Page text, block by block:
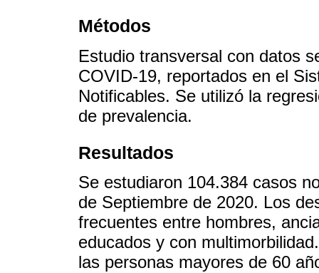
Métodos
Estudio transversal con datos
COVID-19, reportados en el
Notificables. Se utilizó la
de prevalencia.
Resultados
Se estudiaron 104.384 casos
de Septiembre de 2020. Los
frecuentes entre hombres,
educados y con
las personas mayores de 60